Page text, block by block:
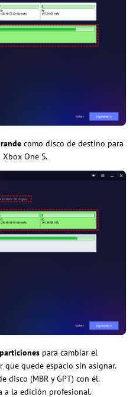
como disco de destino para
One S.
para cambiar el
quede espacio sin asignar.
disco (MBR y GPT) con él.
a la edición profesional.